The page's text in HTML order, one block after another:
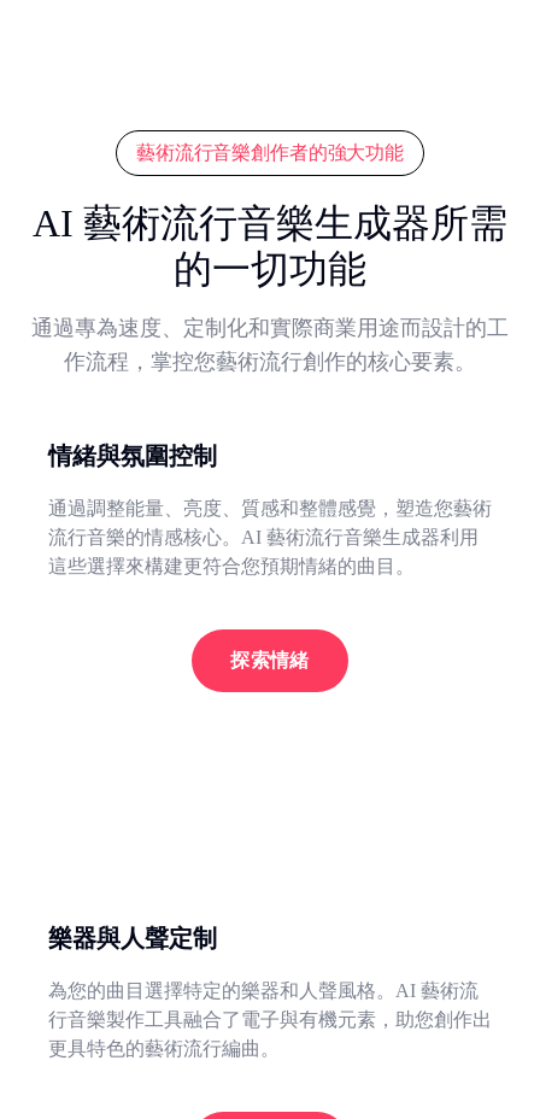
藝術流行音樂創作者的強大功能
AI 藝術流行音樂生成器所需
的一切功能
通過專為速度、定制化和實際商業用途而設計的工
作流程，掌控您藝術流行創作的核心要素。
情緒與氛圍控制
通過調整能量、亮度、質感和整體感覺，塑造您藝術
流行音樂的情感核心。AI 藝術流行音樂生成器利用
這些選擇來構建更符合您預期情緒的曲目。
探索情緒
樂器與人聲定制
為您的曲目選擇特定的樂器和人聲風格。AI 藝術流
行音樂製作工具融合了電子與有機元素，助您創作出
更具特色的藝術流行編曲。